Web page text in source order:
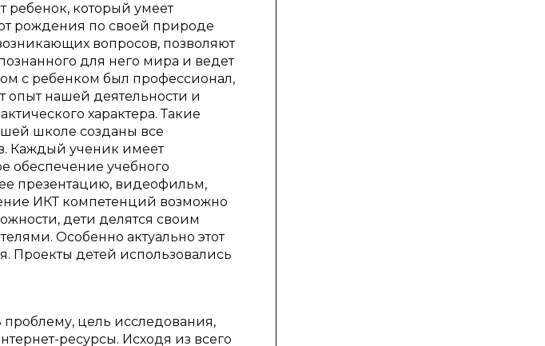
ребенок, который умеет
рождения по своей природе
вопросов, позволяют
для него мира и ведет
с ребенком был профессионал,
опыт нашей деятельности и
характера. Такие
школе созданы все
Каждый ученик имеет
обеспечение учебного
презентацию, видеофильм,
ИКТ компетенций возможно
дети делятся своим
Особенно актуально этот
Проекты детей использовались
проблему, цель исследования,
ресурсы. Исходя из всего